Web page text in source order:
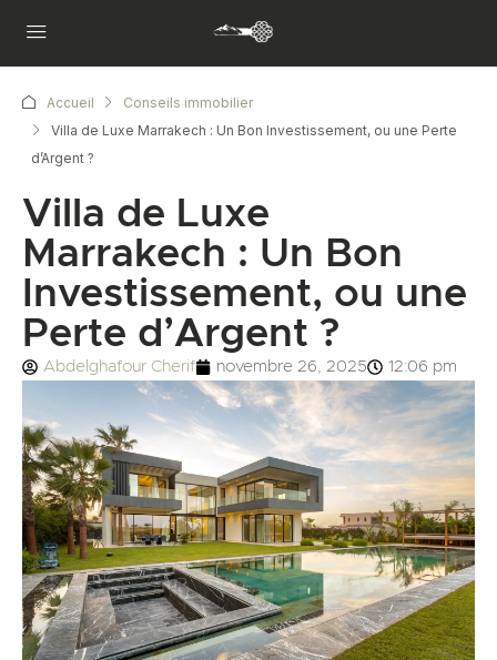
Accueil
Conseils immobilier
Villa de Luxe Marrakech : Un Bon Investissement, ou une Perte
d’Argent ?
Villa de Luxe
Marrakech : Un Bon
Investissement, ou une
Perte d’Argent ?
Abdelghafour Cherif novembre 26, 2025 12:06 pm